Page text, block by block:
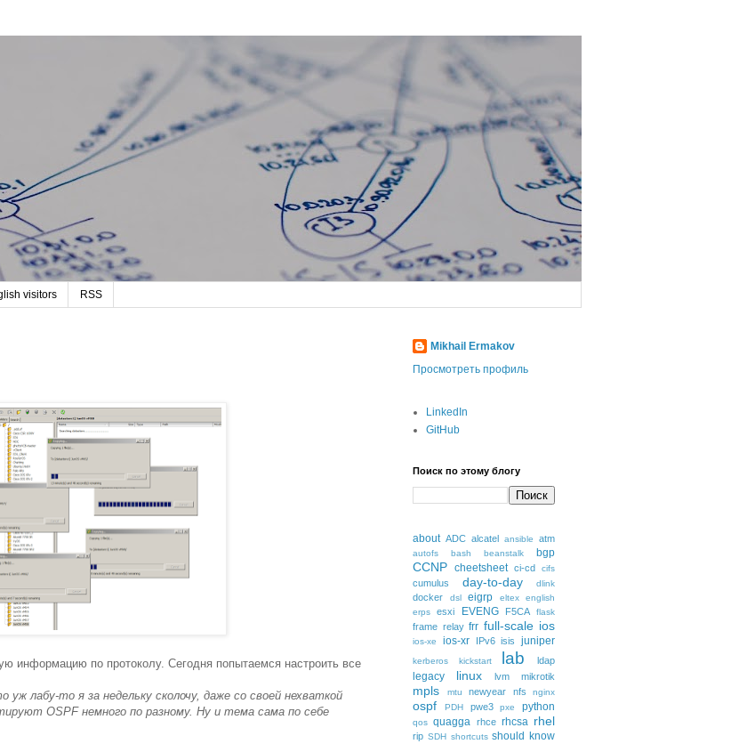
visitors RSS
информацию по протоколу. Сегодня попытаемся настроить все
лабу-то я за недельку сколочу, даже со своей нехваткой
OSPF немного по разному. Ну и тема сама по себе
Mikhail Ermakov
Просмотреть профиль
LinkedIn
GitHub
Поиск по этому блогу
about ADC alcatel ansible atm
autofs bash beanstalk bgp
CCNP cheetsheet ci-cd cifs
cumulus day-to-day dlink
docker dsl eigrp eltex
english
erps
esxi EVENG F5CA flask
frame relay frr full-scale ios
ios-xe ios-xr IPv6 isis juniper
kerberos kickstart lab ldap
legacy linux lvm mikrotik
mpls mtu newyear nfs nginx
ospf PDH pwe3 pxe python
qos quagga rhce rhcsa rhel
rip SDH shortcuts should know